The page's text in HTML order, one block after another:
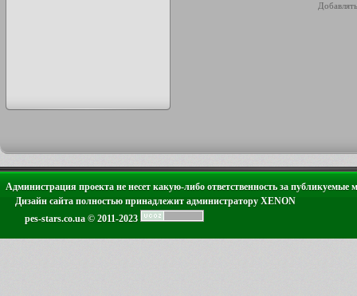
Администрация проекта не несет какую-либо ответственность за публикуемые
Дизайн сайта полностью принадлежит администратору XENON
pes-stars.co.ua © 2011-2023